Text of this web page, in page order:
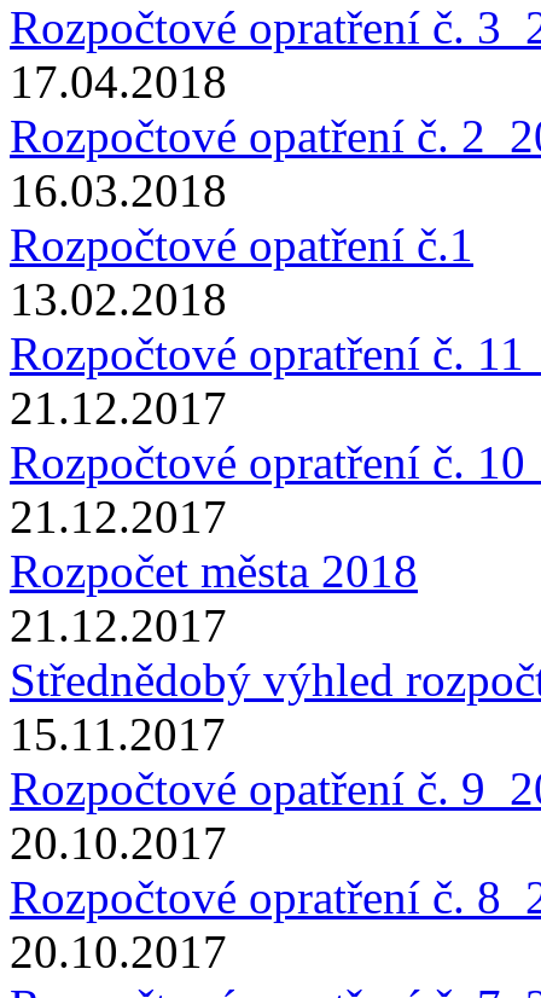
Rozpočtové opratření č.
17.04.2018
Rozpočtové opatření č.
16.03.2018
Rozpočtové opatření č.1
13.02.2018
Rozpočtové opratření č.
21.12.2017
Rozpočtové opratření č.
21.12.2017
Rozpočet města 2018
21.12.2017
Střednědobý výhled
15.11.2017
Rozpočtové opatření č.
20.10.2017
Rozpočtové opratření č.
20.10.2017